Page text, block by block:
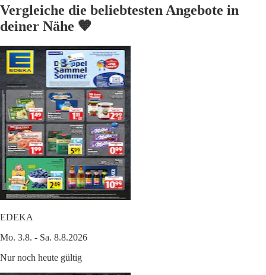
Vergleiche die beliebtesten Angebote in
deiner Nähe 🧡
EDEKA
Mo. 3.8. - Sa. 8.8.2026
Nur noch heute gültig